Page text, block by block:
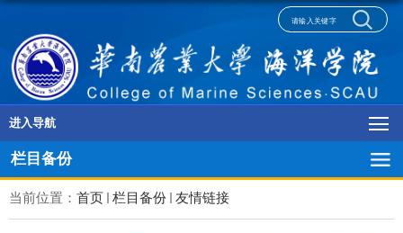
进入导航
栏目备份
当前位置： 首页 栏目备份 友情链接